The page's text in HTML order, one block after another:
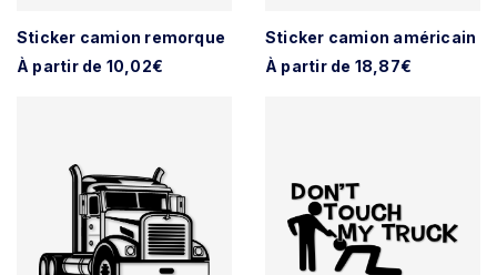
Sticker camion remorque
À partir de 10,02€
Sticker camion américain
À partir de 18,87€